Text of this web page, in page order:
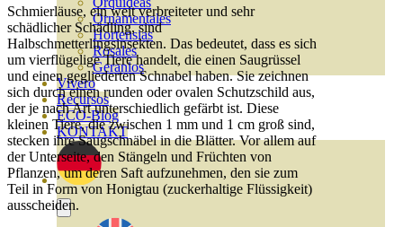
Ornamentales
Hortensias
Rosales
Geranios
Vivero
Recursos
ECO-Blog
KONTAKT
Schmierläuse, ein weit verbreiteter und sehr
schädlicher Schädling, sind
Halbschmetterlingsinsekten. Das bedeutet, dass es sich
um vierflügelige Tiere handelt, die einen Saugrüssel
und einen gegliederten Schnabel haben. Sie zeichnen
sich durch einen runden oder ovalen Schutzschild aus,
der je nach Art unterschiedlich gefärbt ist. Diese
kleinen Tiere, die zwischen 1 mm und 1 cm groß sind,
stecken ihre Saugschnäbel in die Blätter. Vor allem auf
der Unterseite, den Stängeln und Früchten von
Pflanzen, um deren Saft aufzunehmen, den sie zum
Teil in Form von Honigtau (zuckerhaltige Flüssigkeit)
ausscheiden.